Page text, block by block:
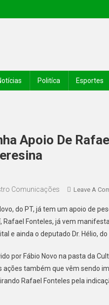
Politíca Esportes
Apoio De
Comunicações Leave A
do PT, já tem um apoio de
Rafael Fonteles, já vem
e ainda o deputado Dr. Hélio,
por Fábio Novo na pasta da
ações também que vêm sendo
Rafael Fonteles pela